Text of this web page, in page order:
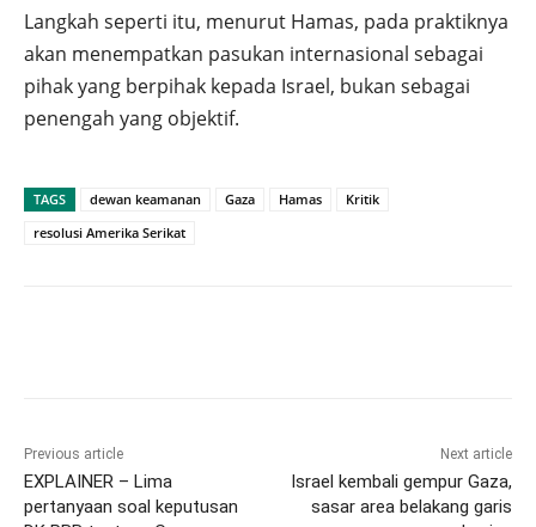
Langkah seperti itu, menurut Hamas, pada praktiknya
akan menempatkan pasukan internasional sebagai
pihak yang berpihak kepada Israel, bukan sebagai
penengah yang objektif.
TAGS dewan keamanan Gaza Hamas
Kritik
resolusi Amerika Serikat
Previous article
EXPLAINER – Lima
pertanyaan soal keputusan
Next article
Israel kembali gempur Gaza,
sasar area belakang garis